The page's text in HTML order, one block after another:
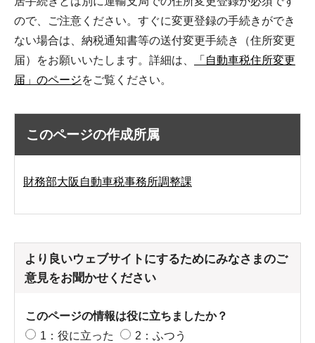
ので、ご注意ください。すぐに変更登録の手続きができ
ない場合は、納税通知書等の送付変更手続き（住所変更
届）をお願いいたします。詳細は、
「自動車税住所変更
届」のページをご覧ください。
このページの作成所属
財務部大阪自動車税事務所調整課
より良いウェブサイトにするためにみなさまのご
意見をお聞かせください
このページの情報は役に立ちましたか？
1：役に立った
2：ふつう